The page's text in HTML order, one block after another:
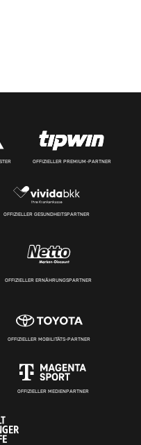
OFFIZIELLER PREMIUM-PARTNER
OFFIZIELLER GESUNDHEITSPARTNER
OFFIZIELLER ERNÄHRUNGSPARTNER
OFFIZIELLER MOBILITÄTS-PARTNER
OFFIZIELLER MEDIENPARTNER